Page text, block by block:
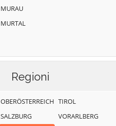
MURAU
MURTAL
Regioni
OBERÖSTERREICH
SALZBURG
TIROL
VORARLBERG